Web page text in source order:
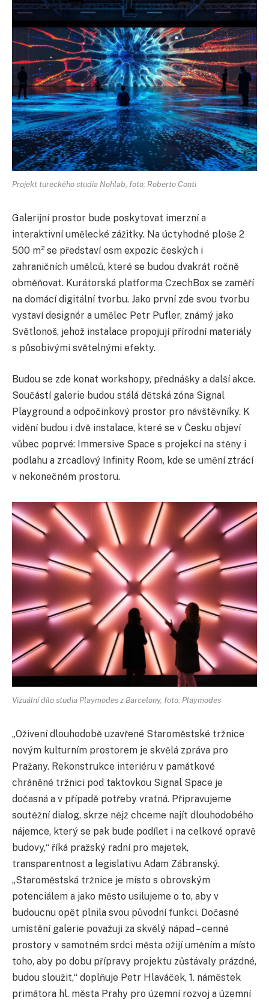
Projekt tureckého studia Nohlab, foto: Roberto Conti
Galerijní prostor bude poskytovat imerzní a
interaktivní umělecké zážitky. Na úctyhodné ploše 2
500 m² se představí osm expozic českých i
zahraničních umělců, které se budou dvakrát ročně
obměňovat. Kurátorská platforma CzechBox se zaměří
na domácí digitální tvorbu. Jako první zde svou tvorbu
vystaví designér a umělec Petr Pufler, známý jako
Světlonoš, jehož instalace propojují přírodní materiály
s působivými světelnými efekty.
Budou se zde konat workshopy, přednášky a další akce.
Součástí galerie budou stálá dětská zóna Signal
Playground a odpočinkový prostor pro návštěvníky. K
vidění budou i dvě instalace, které se v Česku objeví
vůbec poprvé: Immersive Space s projekcí na stěny i
podlahu a zrcadlový Infinity Room, kde se umění ztrácí
v nekonečném prostoru.
Vizuální dílo studia Playmodes z Barcelony, foto: Playmodes
„Oživení dlouhodobě uzavřené Staroměstské tržnice
novým kulturním prostorem je skvělá zpráva pro
Pražany. Rekonstrukce interiéru v památkové
chráněné tržnici pod taktovkou Signal Space je
dočasná a v případě potřeby vratná. Připravujeme
soutěžní dialog, skrze nějž chceme najít dlouhodobého
nájemce, který se pak bude podílet i na celkové opravě
budovy,“ říká pražský radní pro majetek,
transparentnost a legislativu Adam Zábranský.
„Staroměstská tržnice je místo s obrovským
potenciálem a jako město usilujeme o to, aby v
budoucnu opět plnila svou původní funkci. Dočasné
umístění galerie považuji za skvělý nápad – cenné
prostory v samotném srdci města ožijí uměním a místo
toho, aby po dobu přípravy projektu zůstávaly prázdné,
budou sloužit,“ doplňuje Petr Hlaváček, 1. náměstek
primátora hl. města Prahy pro územní rozvoj a územní